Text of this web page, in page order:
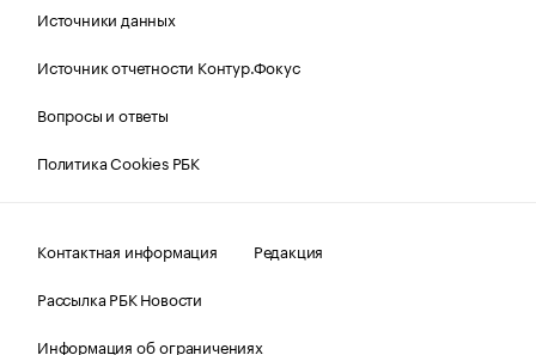
Источники данных
Источник отчетности Контур.Фокус
Вопросы и ответы
Политика Cookies РБК
Контактная информация
Редакция
Рассылка РБК Новости
Информация об ограничениях